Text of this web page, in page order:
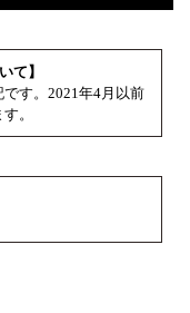
て】
す。2021年4月以前
。